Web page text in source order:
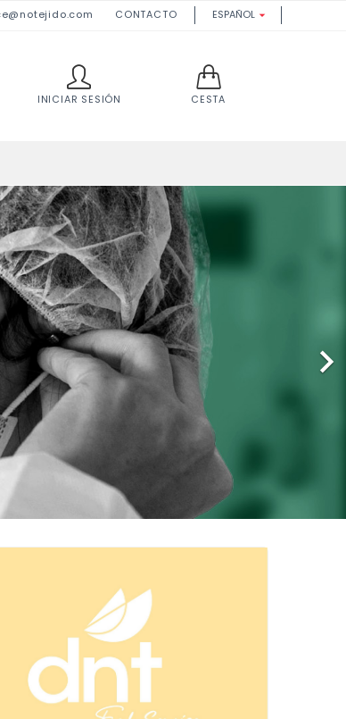
CONTACTO ESPAÑOL 
INICIAR SESIÓN CESTA
Siguiente